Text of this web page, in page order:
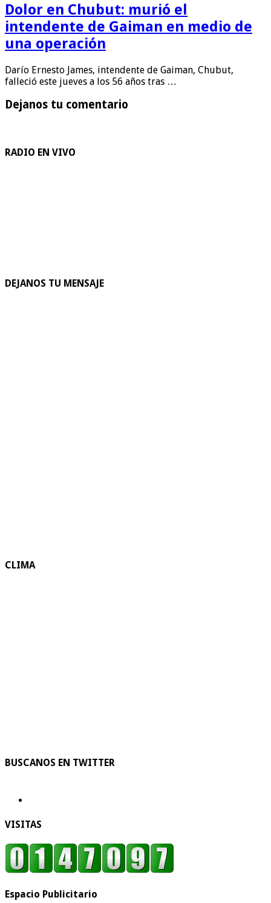
Dolor en Chubut: murió el
intendente de Gaiman en medio de
una operación
Darío Ernesto James, intendente de Gaiman, Chubut,
falleció este jueves a los 56 años tras …
Dejanos tu comentario
RADIO EN VIVO
DEJANOS TU MENSAJE
CLIMA
BUSCANOS EN TWITTER
VISITAS
Espacio Publicitario